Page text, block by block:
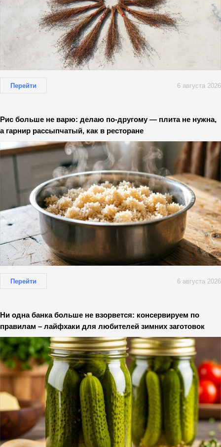
Перейти 6 августа 2026
Рис больше не варю: делаю по-другому — плита не нужна,
а гарнир рассыпчатый, как в ресторане
Перейти 6 августа 2026
Ни одна банка больше не взорвется: консервируем по
правилам – лайфхаки для любителей зимних заготовок